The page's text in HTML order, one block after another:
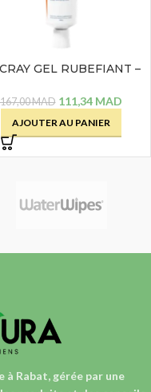
GEL RUBEFIANT –
167,00MAD 111,34 MAD
AJOUTER AU PANIER
à Rabat, gérée par une